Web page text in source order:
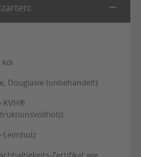
kdi
Douglasie (unbehandelt)
KVH®
Leimholz